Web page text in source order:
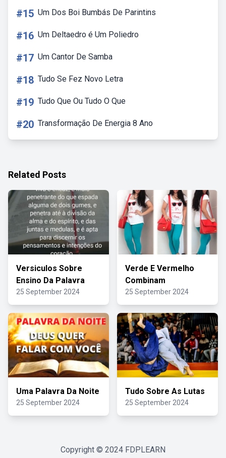
#15 Um Dos Boi Bumbás De Parintins
#16 Um Deltaedro é Um Poliedro
#17 Um Cantor De Samba
#18 Tudo Se Fez Novo Letra
#19 Tudo Que Ou Tudo O Que
#20 Transformação De Energia 8 Ano
Related Posts
Versiculos Sobre
Ensino Da Palavra
25 September 2024
Verde E Vermelho
Combinam
25 September 2024
Uma Palavra Da Noite
25 September 2024
Tudo Sobre As Lutas
25 September 2024
Copyright © 2024 FDPLEARN